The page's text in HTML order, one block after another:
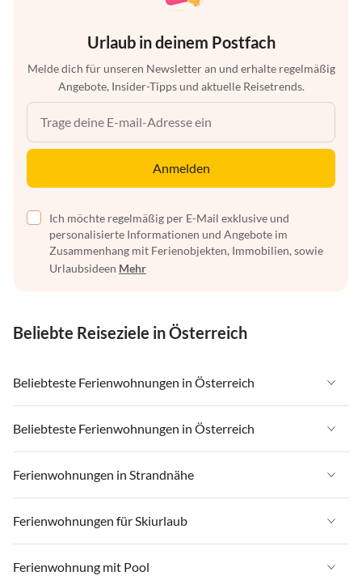
Urlaub in deinem Postfach
Melde dich für unseren Newsletter an und erhalte regelmäßig
Angebote, Insider-Tipps und aktuelle Reisetrends.
Anmelden
Ich möchte regelmäßig per E-Mail exklusive und
personalisierte Informationen und Angebote im
Zusammenhang mit Ferienobjekten, Immobilien, sowie
Urlaubsideen Mehr
Beliebte Reiseziele in Österreich
Beliebteste Ferienwohnungen in Österreich
Ferienwohnungen in Österreich
Ferienwohnungen in Tirol
Ferienwohnungen in Salzburger Land
Ferienwohnungen in Zell am See - Pinzgau
Ferienwohnungen in Zillertal
Beliebteste Ferienwohnungen in Österreich
Ferienwohnungen in Österreich
Ferienwohnungen in Tirol
Ferienwohnungen in Salzburger Land
Ferienwohnungen in Strandnähe
Ferienwohnungen in Strandnähe in Österreich
Ferienwohnungen in Strandnähe in Kärnten
Ferienwohnungen in Strandnähe in Salzkammergut
Ferienwohnungen für Skiurlaub
Ferienwohnungen für Skiurlaub in Österreich
Ferienwohnung mit Pool